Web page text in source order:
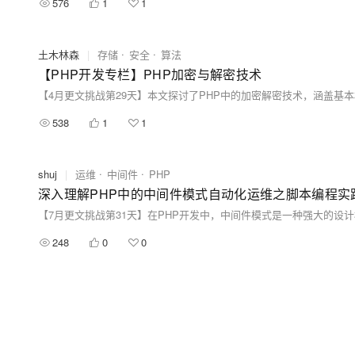
土木林森 | 存储 安全 算法
【PHP开发专栏】PHP加密与解密技术
538 1 1
shuj | 运维 中间件 PHP
深入理解PHP中的中间件模式自动化运维之脚本编程实
248 0 0